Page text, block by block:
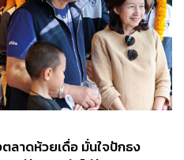
ลาดห้วยเดื่อ มั่นใจปักธง